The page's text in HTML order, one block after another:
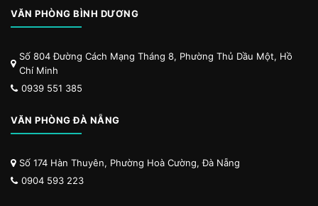
VĂN PHÒNG BÌNH DƯƠNG
Số 804 Đường Cách Mạng Tháng 8, Phường Thủ Dầu Một, Hồ
Chí Minh
0939 551 385
VĂN PHÒNG ĐÀ NẴNG
Số 174 Hàn Thuyên, Phường Hoà Cường, Đà Nẵng
0904 593 223